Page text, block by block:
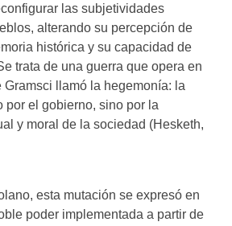
las subjetividades
alterando su percepción de
histórica y su capacidad de
trata de una guerra que opera en
llamó la hegemonía: la
por el gobierno, sino por la
y moral de la sociedad (Hesketh,
esta mutación se expresó en
poder implementada a partir de